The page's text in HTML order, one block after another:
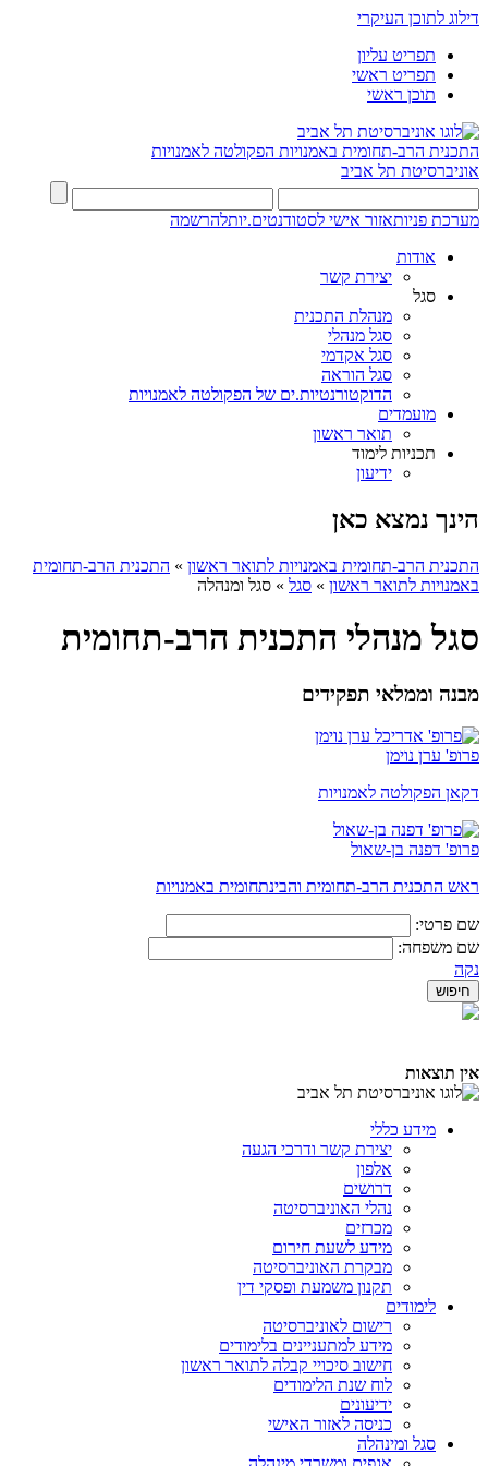
דילוג לתוכן העיקרי
תפריט עליון
תפריט ראשי
תוכן ראשי
התכנית הרב-תחומית באמנויות הפקולטה לאמנויות
אוניברסיטת תל אביב
מערכת פניותאזור אישי לסטודנטים.יותלהרשמה
אודות
יצירת קשר
סגל
מנהלת התכנית
סגל מנהלי
סגל אקדמי
סגל הוראה
הדוקטורנטיות.ים של הפקולטה לאמנויות
מועמדים
תואר ראשון
תכניות לימוד
ידיעון
הינך נמצא כאן
התכנית הרב-תחומית באמנויות לתואר ראשון » התכנית הרב-תחומית
באמנויות לתואר ראשון » סגל » סגל ומנהלה
סגל מנהלי התכנית הרב-תחומית
מבנה וממלאי תפקידים
פרופ' ערן נוימן
דקאן הפקולטה לאמנויות
פרופ' דפנה בן-שאול
ראש התכנית הרב-תחומית והבינתחומית באמנויות
שם פרטי:
שם משפחה:
נקה
אין תוצאות
מידע כללי
יצירת קשר ודרכי הגעה
אלפון
דרושים
נהלי האוניברסיטה
מכרזים
מידע לשעת חירום
מבקרת האוניברסיטה
תקנון משמעת ופסקי דין
לימודים
רישום לאוניברסיטה
מידע למתעניינים בלימודים
חישוב סיכויי קבלה לתואר ראשון
לוח שנת הלימודים
ידיעונים
כניסה לאזור האישי
סגל ומינהלה